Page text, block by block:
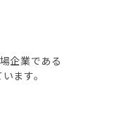
企業である
ます。